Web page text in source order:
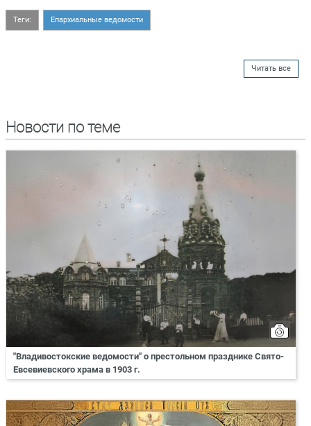
Теги: Епархиальные ведомости
Читать все
Новости по теме
"Владивостокские ведомости" о престольном празднике Свято-
Евсевиевского храма в 1903 г.